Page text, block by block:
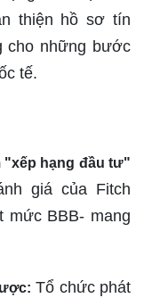
thiện hồ sơ tín
cho những bước
tế.
"xếp hạng đầu tư"
giá của Fitch
mức BBB- mang
Tổ chức phát